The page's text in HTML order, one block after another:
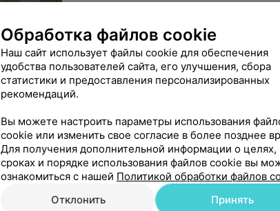
Гомель, ул. Медицинская, 6
КРУГЛОСУТОЧНО
Вы владелец?
Нашли ошибку?
Обработка файлов cookie
Наш сайт использует файлы cookie для обеспечения
удобства пользователей сайта, его улучшения, сбора
статистики и предоставления персонализированных
рекомендаций.
Вы можете настроить параметры использования
cookie или изменить свое согласие в более позднее
Для получения дополнительной информации о целях,
сроках и порядке использования файлов cookie вы
ознакомиться с нашей Политикой обработки файлов
Отклонить
Принять